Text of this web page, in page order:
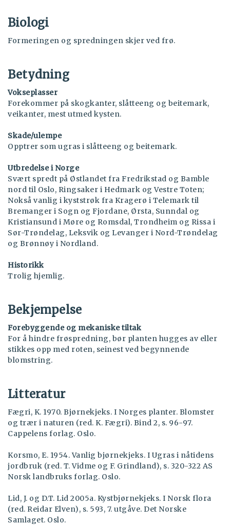
Biologi
Formeringen og spredningen skjer ved frø.
Betydning
Vokseplasser
Forekommer på skogkanter, slåtteeng og beitemark,
veikanter, mest utmed kysten.
Skade/ulempe
Opptrer som ugras i slåtteeng og beitemark.
Utbredelse i Norge
Svært spredt på Østlandet fra Fredrikstad og Bamble
nord til Oslo, Ringsaker i Hedmark og Vestre Toten;
Nokså vanlig i kyststrøk fra Kragerø i Telemark til
Bremanger i Sogn og Fjordane, Ørsta, Sunndal og
Kristiansund i Møre og Romsdal, Trondheim og Rissa i
Sør-Trøndelag, Leksvik og Levanger i Nord-Trøndelag
og Brønnøy i Nordland.
Historikk
Trolig hjemlig.
Bekjempelse
Forebyggende og mekaniske tiltak
For å hindre frøspredning, bør planten hugges av eller
stikkes opp med roten, seinest ved begynnende
blomstring.
Litteratur
Fægri, K. 1970. Bjørnekjeks. I Norges planter. Blomster
og trær i naturen (red. K. Fægri). Bind 2, s. 96-97.
Cappelens forlag. Oslo.
Korsmo, E. 1954. Vanlig bjørnekjeks. I Ugras i nåtidens
jordbruk (red. T. Vidme og F. Grindland), s. 320-322 AS
Norsk landbruks forlag. Oslo.
Lid, J. og D.T. Lid 2005a. Kystbjørnekjeks. I Norsk flora
(red. Reidar Elven), s. 593, 7. utgåve. Det Norske
Samlaget. Oslo.